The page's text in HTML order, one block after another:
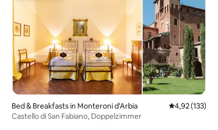
Bed & Breakfasts in Monteroni d'Arbia
4,92 (133)
Castello di San Fabiano, Doppelzimmer